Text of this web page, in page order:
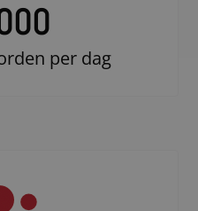
per dag